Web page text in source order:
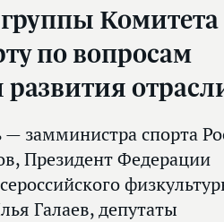
Комитета
по вопросам
развития
— замминистра спорта
Президент Федерации
Галаев, депутаты